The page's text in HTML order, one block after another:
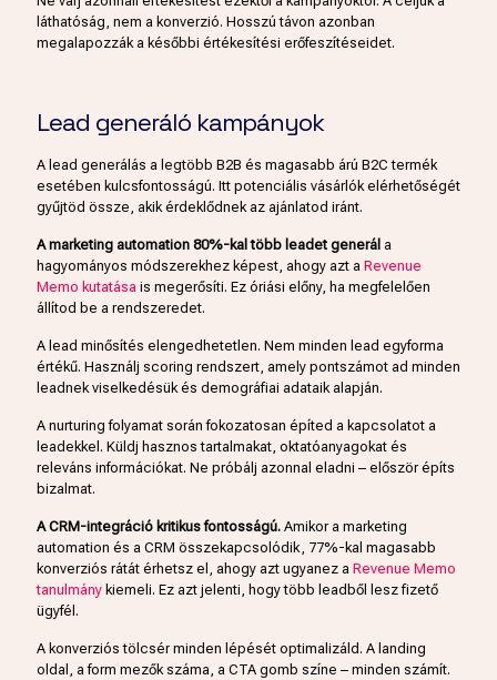
láthatóság, nem a konverzió. Hosszú távon azonban
megalapozzák a későbbi értékesítési erőfeszítéseidet.
Lead generáló kampányok
A lead generálás a legtöbb B2B és magasabb árú B2C termék
esetében kulcsfontosságú. Itt potenciális vásárlók elérhetőségét
gyűjtöd össze, akik érdeklődnek az ajánlatod iránt.
A marketing automation 80%-kal több leadet generál a
hagyományos módszerekhez képest, ahogy azt a Revenue
Memo kutatása is megerősíti. Ez óriási előny, ha megfelelően
állítod be a rendszeredet.
A lead minősítés elengedhetetlen. Nem minden lead egyforma
értékű. Használj scoring rendszert, amely pontszámot ad minden
leadnek viselkedésük és demográfiai adataik alapján.
A nurturing folyamat során fokozatosan építed a kapcsolatot a
leadekkel. Küldj hasznos tartalmakat, oktatóanyagokat és
releváns információkat. Ne próbálj azonnal eladni – először építs
bizalmat.
A CRM-integráció kritikus fontosságú. Amikor a marketing
automation és a CRM összekapcsolódik, 77%-kal magasabb
konverziós rátát érhetsz el, ahogy azt ugyanez a Revenue Memo
tanulmány kiemeli. Ez azt jelenti, hogy több leadből lesz fizető
ügyfél.
A konverziós tölcsér minden lépését optimalizáld. A landing
oldal, a form mezők száma, a CTA gomb színe – minden számít.